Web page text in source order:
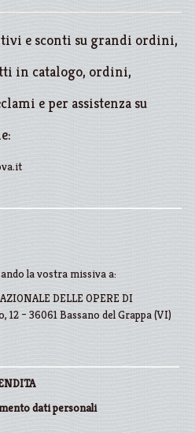
e sconti su grandi ordini,
in catalogo, ordini,
e per assistenza su
la vostra missiva a:
DELLE OPERE DI
12 – 36061 Bassano del Grappa (VI)
dati personali